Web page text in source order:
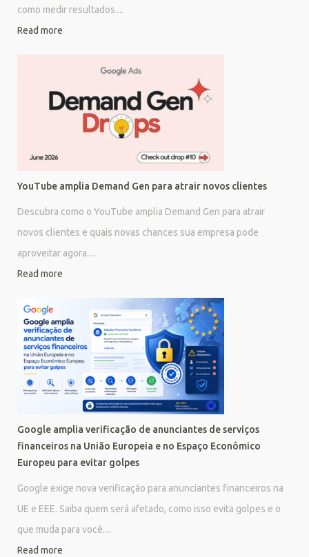
como medir resultados....
Read more
YouTube amplia Demand Gen para atrair novos clientes
Descubra como o YouTube amplia Demand Gen para atrair
novos clientes e quais novas chances sua empresa pode
aproveitar agora....
Read more
Google amplia verificação de anunciantes de serviços
financeiros na União Europeia e no Espaço Econômico
Europeu para evitar golpes
Google exige nova verificação para anunciantes financeiros na
UE e EEE. Saiba quem será afetado, como isso evita golpes e o
que muda para você....
Read more